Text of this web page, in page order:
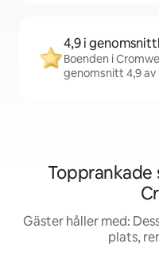
4,9 i
Boenden i
genomsnitt 4,9 av
Gäster håller med:
plats,